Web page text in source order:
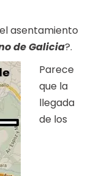
asentamiento
de Galicia?.
Parece
que la
llegada
de los